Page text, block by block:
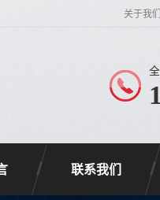
关于我们
联系我们